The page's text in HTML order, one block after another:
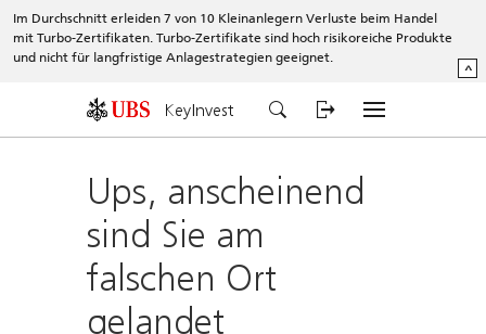
Im Durchschnitt erleiden 7 von 10 Kleinanlegern Verluste beim Handel
mit Turbo-Zertifikaten. Turbo-Zertifikate sind hoch risikoreiche Produkte
und nicht für langfristige Anlagestrategien geeignet.
^
KeyInvest
Ups, anscheinend
sind Sie am
falschen Ort
gelandet